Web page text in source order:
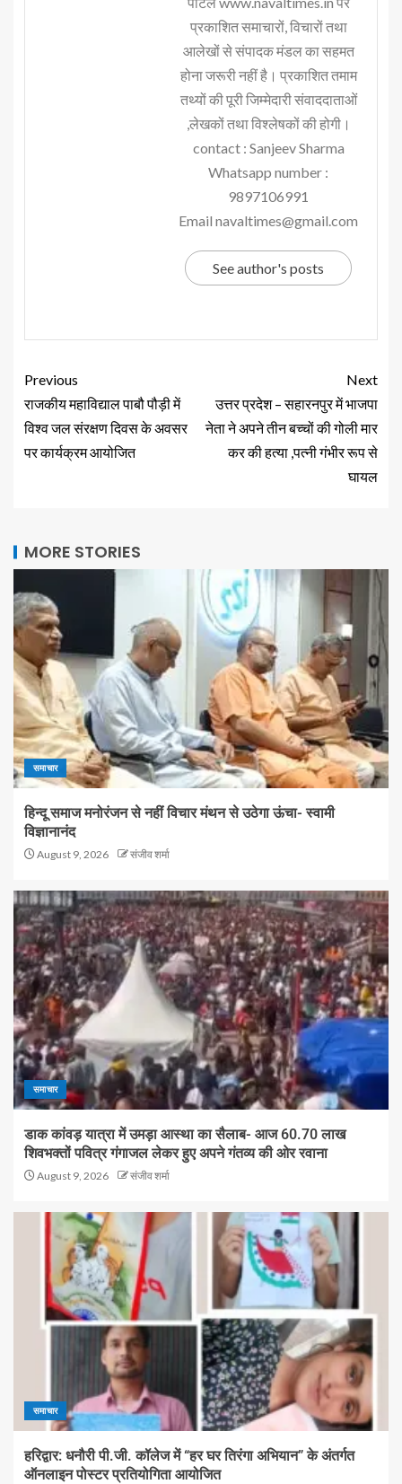
प्रकाशित समाचारों, विचारों तथा
आलेखों से संपादक मंडल का सहमत
होना जरूरी नहीं है। प्रकाशित तमाम
तथ्यों की पूरी जिम्मेदारी संवाददाताओं
,लेखकों तथा विश्लेषकों की होगी।
contact : Sanjeev Sharma
Whatsapp number :
9897106991
Email navaltimes@gmail.com
See author's posts
Previous
राजकीय महाविद्याल पाबौ पौड़ी में
विश्व जल संरक्षण दिवस के अवसर
पर कार्यक्रम आयोजित
Next
उत्तर प्रदेश – सहारनपुर में भाजपा
नेता ने अपने तीन बच्चों की गोली मार
कर की हत्या ,पत्नी गंभीर रूप से
घायल
MORE STORIES
समाचार
हिन्दू समाज मनोरंजन से नहीं विचार मंथन से उठेगा ऊंचा- स्वामी
विज्ञानानंद
August 9, 2026 संजीव शर्मा
समाचार
डाक कांवड़ यात्रा में उमड़ा आस्था का सैलाब- आज 60.70 लाख
शिवभक्तों पवित्र गंगाजल लेकर हुए अपने गंतव्य की ओर रवाना
August 9, 2026 संजीव शर्मा
समाचार
हरिद्वार: धनौरी पी.जी. कॉलेज में “हर घर तिरंगा अभियान” के अंतर्गत
ऑनलाइन पोस्टर प्रतियोगिता आयोजित